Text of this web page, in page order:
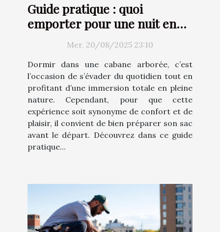
Guide pratique : quoi
emporter pour une nuit en
cabane arborée ?
Mer. 20/08/2025 23:10
Dormir dans une cabane arborée, c’est
l’occasion de s’évader du quotidien tout en
profitant d’une immersion totale en pleine
nature. Cependant, pour que cette
expérience soit synonyme de confort et de
plaisir, il convient de bien préparer son sac
avant le départ. Découvrez dans ce guide
pratique...